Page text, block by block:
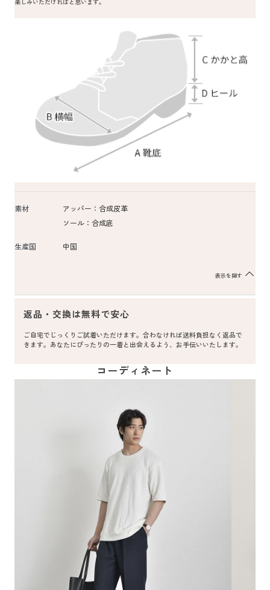
素材
アッパー：合成皮革
ソール：合成底
生産国 中国
表示を隠す
返品・交換は無料で安心
ご自宅でじっくりご試着いただけます。合わなければ送料負担なく返品で
きます。あなたにぴったりの一着と出会えるよう、お手伝いいたします。
コーディネート